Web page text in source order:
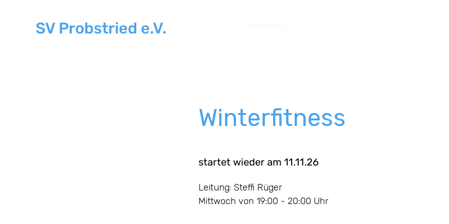
Abteilungen
SV Probstried e.V.
Winterfitness
startet wieder am 11.11.26
Leitung: Steffi Rüger
Mittwoch von 19:00 - 20:00 Uhr